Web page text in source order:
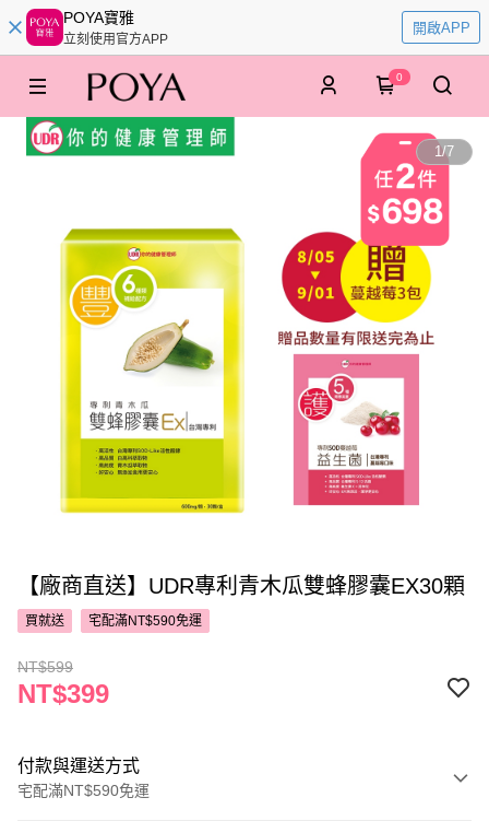
POYA寶雅
立刻使用官方APP
開啟APP
0
1/7
【廠商直送】UDR專利青木瓜雙蜂膠囊EX30顆
買就送 宅配滿NT$590免運
NT$599
NT$399
付款與運送方式
宅配滿NT$590免運